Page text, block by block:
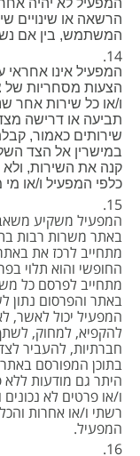
המפעיל לא יהיה
הרשאה או שינויים
המשתמש, בין אם
המפעיל אינו אחראי
הצעות מסחריות של
ו/או כל שירות אחר
תביעה או דרישה
שירותים כאמור,
במישרין אל הצד
קנה את השירות, ולא
כלפי המפעיל ו/או
המפעיל משקיע
באתר משרות רבות
מתחייב לרכז את
החופשי והוא תלוי
מתחייב לפרסם כל
באתר והפרסום נתון
המפעיל יכול לאשר,
להקפיא, למחוק,
חברתיות, להעביר
בתוכן המפורסם
היתר גם מודעות ללא
ו/או פרטים לא נכונים
רשתי ו/או אחרות
המפעיל.